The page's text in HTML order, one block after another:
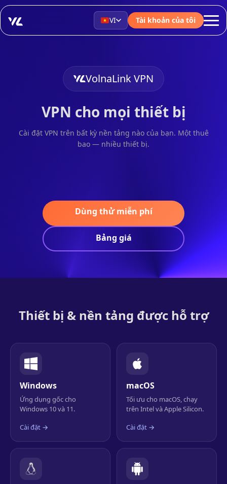
VI Tài khoản của tôi
VolnaLink VPN
VPN cho mọi thiết bị
Cài đặt VPN trên bất kỳ nền tảng nào của bạn. Một thuê
bao — nhiều thiết bị.
Dùng thử miễn phí
Bảng giá
Thiết bị & nền tảng được hỗ trợ
Windows
Ứng dụng gốc cho
Windows 10 và 11.
Cài đặt →
macOS
Tối ưu cho macOS, chạy
trên Intel và Apple Silicon.
Cài đặt →